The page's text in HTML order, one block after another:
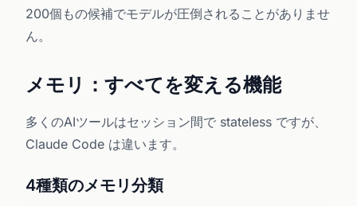
200個もの候補でモデルが圧倒されることがありませ
ん。
メモリ：すべてを変える機能
多くのAIツールはセッション間で stateless ですが、
Claude Code は違います。
4種類のメモリ分類